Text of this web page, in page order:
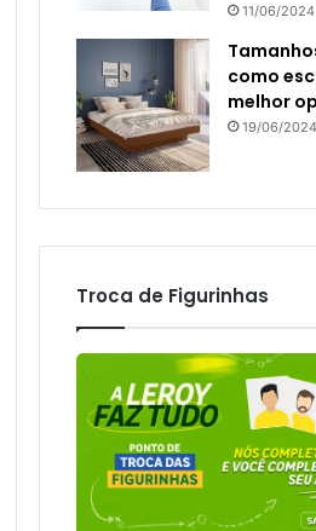
11/06/2024
como
melhor
19/06/2024
Troca de Figurinhas